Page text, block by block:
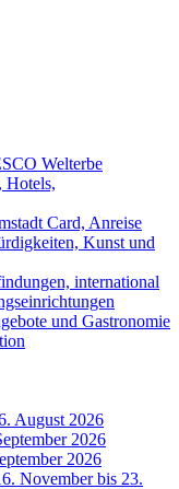
Welterbe
Hotels,
Card, Anreise
Kunst und
international
und Gastronomie
August 2026
2026
2026
November bis 23.